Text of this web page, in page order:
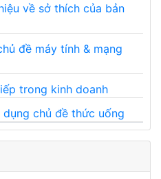
về sở thích của bản
đề máy tính & mạng
trong kinh doanh
chủ đề thức uống